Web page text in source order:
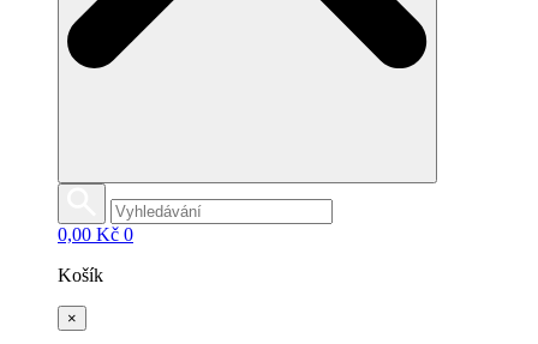
0,00 Kč 0
Košík
×